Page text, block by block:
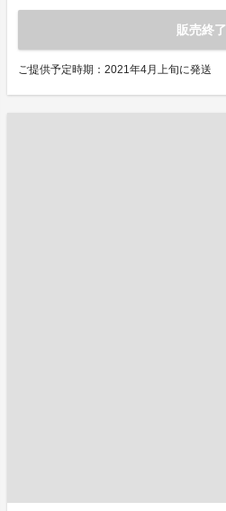
販売終了
ご提供予定時期：2021年4月上旬に発送